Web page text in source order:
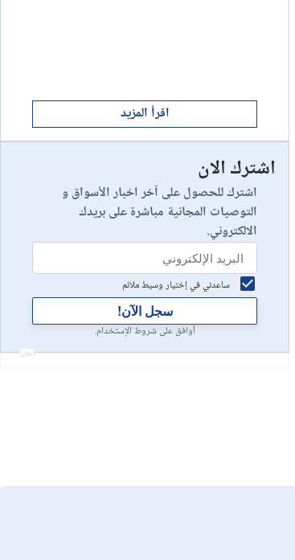
إستعراض شركة
10
اقرأ المزيد
اشترك الان
اشترك للحصول على آخر اخبار الأسواق و
التوصيات المجانية مباشرة على بريدك
الالكتروني.
ساعدني في إختيار وسيط ملائم
سجل الآن!
أوافق على شروط الإستخدام.
أعلان